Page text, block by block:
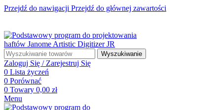
Przejdź do nawigacji Przejdź do głównej zawartości
Wyszukiwanie
Zaloguj Się / Zarejestruj Się
0 Lista życzeń
0 Porównać
0 Towary 0,00 zł
Menu